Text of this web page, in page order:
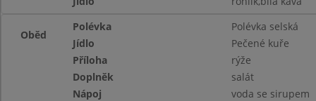
Oběd
Polévka
Polévka selská
Jídlo
Pečené kuře
Příloha
rýže
Doplněk
salát
Nápoj
voda se sirupem